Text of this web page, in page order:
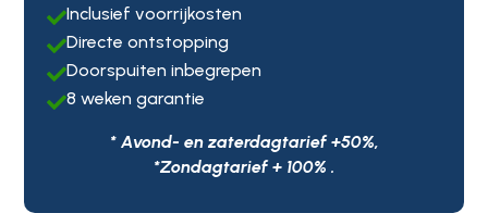
Inclusief voorrijkosten
Directe ontstopping
Doorspuiten inbegrepen
8 weken garantie
* Avond- en zaterdagtarief +50%,
*Zondagtarief + 100% .